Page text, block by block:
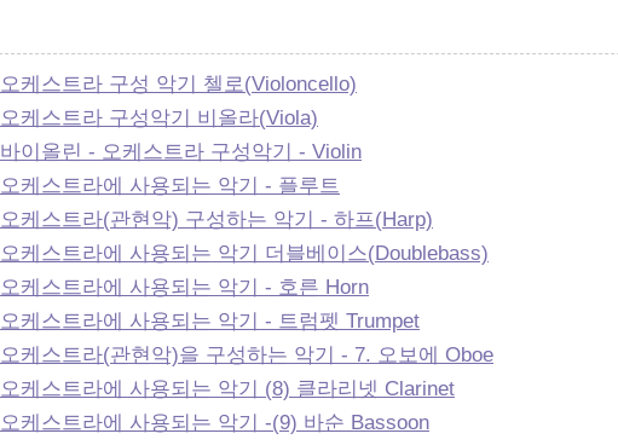
오케스트라 구성 악기 첼로(Violoncello)
오케스트라 구성악기 비올라(Viola)
바이올린 - 오케스트라 구성악기 - Violin
오케스트라에 사용되는 악기 - 플루트
오케스트라(관현악) 구성하는 악기 - 하프(Harp)
오케스트라에 사용되는 악기 더블베이스(Doublebass)
오케스트라에 사용되는 악기 - 호른 Horn
오케스트라에 사용되는 악기 - 트럼펫 Trumpet
오케스트라(관현악)을 구성하는 악기 - 7. 오보에 Oboe
오케스트라에 사용되는 악기 (8) 클라리넷 Clarinet
오케스트라에 사용되는 악기 -(9) 바순 Bassoon